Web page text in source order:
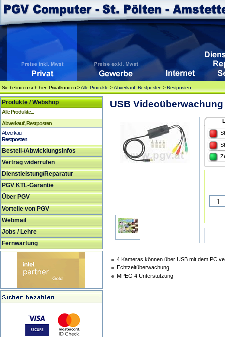
Sie befinden sich hier: Privatkunden >Alle Produkte >Abverkauf, Restposten >Restposten
Produkte / Webshop
Alle Produkte...
Abverkauf, Restposten
Abverkauf
Restposten
Bestell-/Abwicklungsinfos
Vertrag widerrufen
Dienstleistung/Reparatur
PGV KTL-Garantie
Über PGV
Vorteile von PGV
Webmail
Jobs / Lehre
Fernwartung
USB Videoüberwachung
4 Kameras können über USB mit dem PC
Echtzeitüberwachung
MPEG 4 Unterstützung